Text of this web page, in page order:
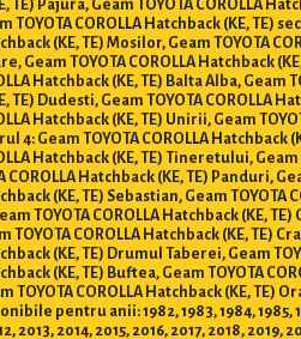
TE) Pajura, Geam TOYOTA COROLLA
TOYOTA COROLLA Hatchback (KE, TE)
(KE, TE) Mosilor, Geam TOYOTA
Geam TOYOTA COROLLA Hatchback
Hatchback (KE, TE) Balta Alba, Geam
TE) Dudesti, Geam TOYOTA COROLLA
Hatchback (KE, TE) Unirii, Geam
4: Geam TOYOTA COROLLA
Hatchback (KE, TE) Tineretului,
COROLLA Hatchback (KE, TE) Panduri,
(KE, TE) Sebastian, Geam
TOYOTA COROLLA Hatchback (KE,
TOYOTA COROLLA Hatchback (KE, TE)
(KE, TE) Drumul Taberei, Geam
(KE, TE) Buftea, Geam TOYOTA
TOYOTA COROLLA Hatchback (KE, TE)
pentru anii: 1982, 1983, 1984, 1985,
2013, 2014, 2015, 2016, 2017, 2018, 2019,